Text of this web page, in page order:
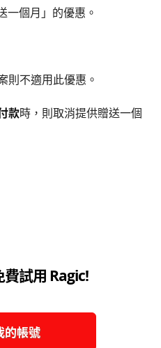
一個月」的優惠。
則不適用此優惠。
款時，則取消提供贈送一個
試用 Ragic!
的帳號